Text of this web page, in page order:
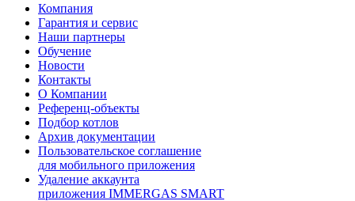
Компания
Гарантия и сервис
Наши партнеры
Обучение
Новости
Контакты
О Компании
Референц-объекты
Подбор котлов
Архив документации
Пользовательское соглашение
для мобильного приложения
Удаление аккаунта
приложения IMMERGAS SMART